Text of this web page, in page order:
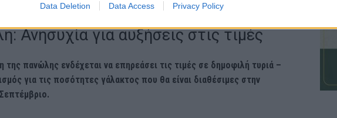
Data Deletion Data Access Privacy Policy
Ανησυχία για αυξήσεις στις τιμές
της πανώλης ενδέχεται να επηρεάσει τις τιμές σε δημοφιλή τυριά –
για τις ποσότητες γάλακτος που θα είναι διαθέσιμες στην